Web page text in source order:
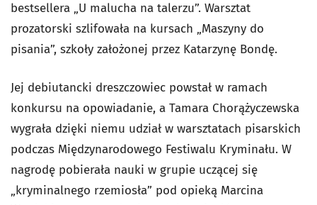
bestsellera „U malucha na talerzu”. Warsztat
prozatorski szlifowała na kursach „Maszyny do
pisania”, szkoły założonej przez Katarzynę Bondę.
Jej debiutancki dreszczowiec powstał w ramach
konkursu na opowiadanie, a Tamara Chorążyczewska
wygrała dzięki niemu udział w warsztatach pisarskich
podczas Międzynarodowego Festiwalu Kryminału. W
nagrodę pobierała nauki w grupie uczącej się
„kryminalnego rzemiosła” pod opieką Marcina